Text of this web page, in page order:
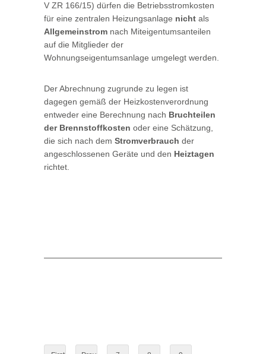
V ZR 166/15) dürfen die Betriebsstromkosten
für eine zentralen Heizungsanlage nicht als
Allgemeinstrom nach Miteigentumsanteilen
auf die Mitglieder der
Wohnungseigentumsanlage umgelegt werden.
Der Abrechnung zugrunde zu legen ist
dagegen gemäß der Heizkostenverordnung
entweder eine Berechnung nach Bruchteilen
der Brennstoffkosten oder eine Schätzung,
die sich nach dem Stromverbrauch der
angeschlossenen Geräte und den Heiztagen
richtet.